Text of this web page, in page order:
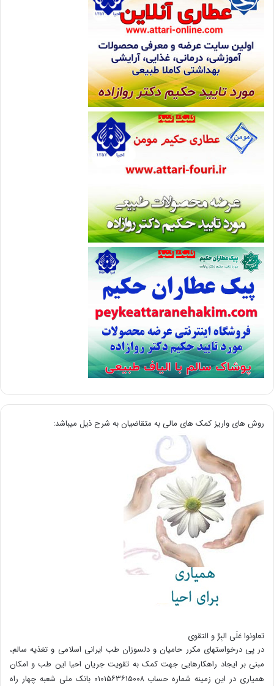
روش های واریز کمک های مالی به متقاضیان به شرح ذیل میباشد:
تعاونوا عَلَی البِرِّ و التقوی
در پی درخواستهای مکرر حامیان و دلسوزان طب ایرانی اسلامی و تغذیه سالم،
مبنی بر ایجاد راهکارهایی جهت کمک به تقویت جریان احیا این طب و امکان
همیاری در این زمینه شماره حساب ۰۱۰۱۵۶۳۶۱۵۰۰۸ بانک ملی شعبه چهار راه